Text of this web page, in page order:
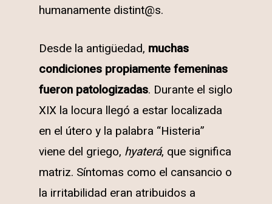
humanamente distint@s.
Desde la antigüedad, muchas
condiciones propiamente femeninas
fueron patologizadas. Durante el siglo
XIX la locura llegó a estar localizada
en el útero y la palabra “Histeria”
viene del griego, hyaterá, que significa
matriz. Síntomas como el cansancio o
la irritabilidad eran atribuidos a